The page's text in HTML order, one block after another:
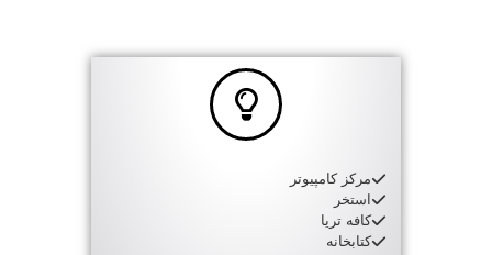
مرکز کامپیوتر
استخر
کافه تریا
کتابخانه